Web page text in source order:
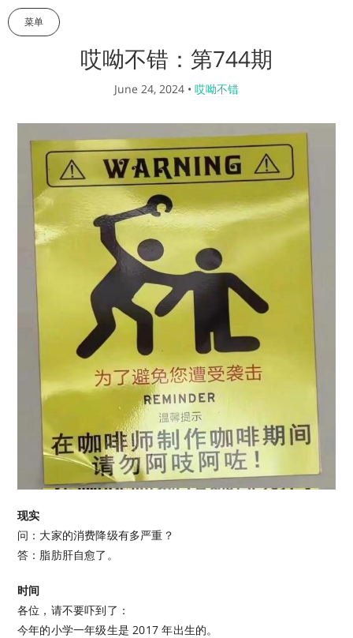
菜单
哎呦不错：第744期
June 24, 2024 • 哎呦不错
现实
问：大家的消费降级有多严重？
答：脂肪肝自愈了。
时间
各位，请不要吓到了：
今年的小学一年级生是 2017 年出生的。